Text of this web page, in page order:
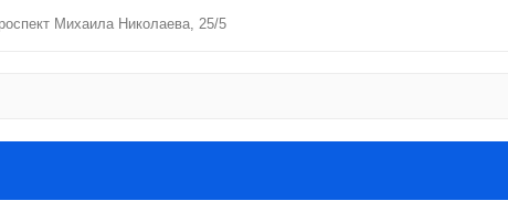
Михаила Николаева, 25/5